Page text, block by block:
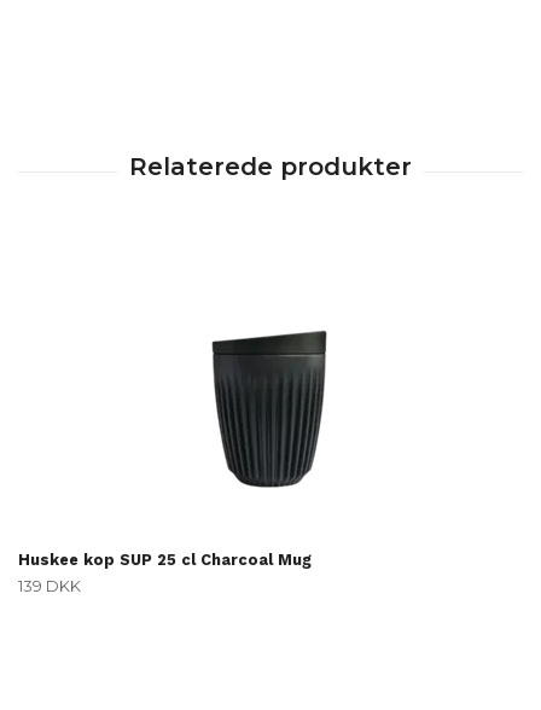
Huskee kop SUP 25 cl Charcoal Mug
139 DKK